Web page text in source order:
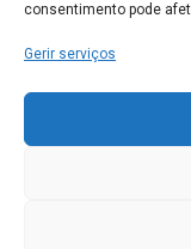
consentimento pode
Gerir serviços